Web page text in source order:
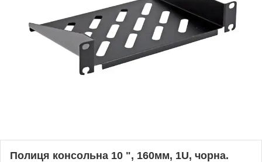
Полиця консольна 10 ", 160мм, 1U, чорна.